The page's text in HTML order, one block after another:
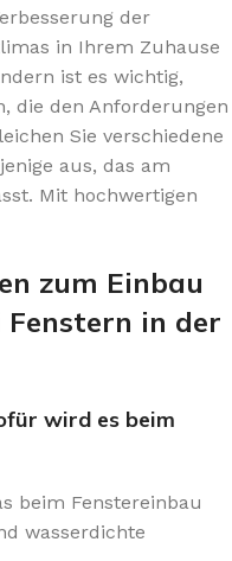
der
in Ihrem Zuhause
ist es wichtig,
die den Anforderungen
Sie verschiedene
aus, das am
Mit hochwertigen
zum Einbau
in der
wird es beim
beim Fenstereinbau
wasserdichte